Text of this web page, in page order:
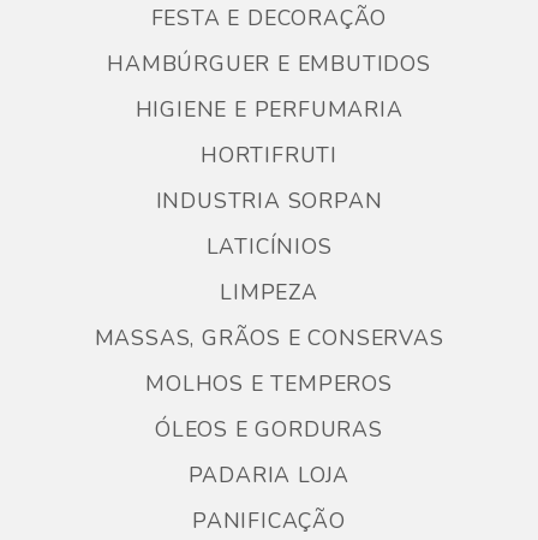
FESTA E DECORAÇÃO
HAMBÚRGUER E EMBUTIDOS
HIGIENE E PERFUMARIA
HORTIFRUTI
INDUSTRIA SORPAN
LATICÍNIOS
LIMPEZA
MASSAS, GRÃOS E CONSERVAS
MOLHOS E TEMPEROS
ÓLEOS E GORDURAS
PADARIA LOJA
PANIFICAÇÃO